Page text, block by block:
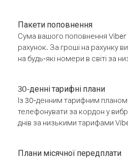
Пакети поповнення
Сума вашого поповнення
рахунок. За гроші на рахунку
на будь-які номери в світі за
30-денні тарифні плани
Із 30-денним тарифним
телефонувати за кордон у
днів за низькими тарифами
Плани місячної передплати